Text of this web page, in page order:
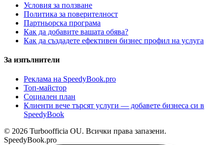
Условия за ползване
Политика за поверителност
Партньорска програма
Как да добавите вашата обява?
Как да създадете ефективен бизнес профил на услуга
За изпълнители
Реклама на SpeedyBook.pro
Топ-майстор
Социален план
Клиенти вече търсят услуги — добавете бизнеса си в
SpeedyBook
© 2026 Turboofficia OU. Всички права запазени.
SpeedyBook.pro